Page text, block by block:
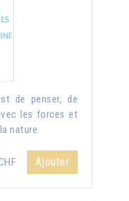
de penser, de
les forces et
nature.
Ajouter